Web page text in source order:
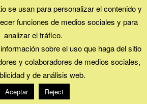
porFeedBurner
Creative Commons (Reconocimiento - No
- Compartir igual).
Funciona gracias a WordPress
se usan para personalizar el contenido y
funciones de medios sociales y para
analizar el tráfico.
sobre el uso que haga del sitio
y colaboradores de medios sociales,
y de análisis web.
Aceptar Reject